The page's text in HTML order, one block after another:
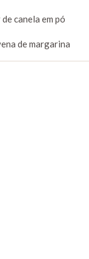
canela em pó
de margarina